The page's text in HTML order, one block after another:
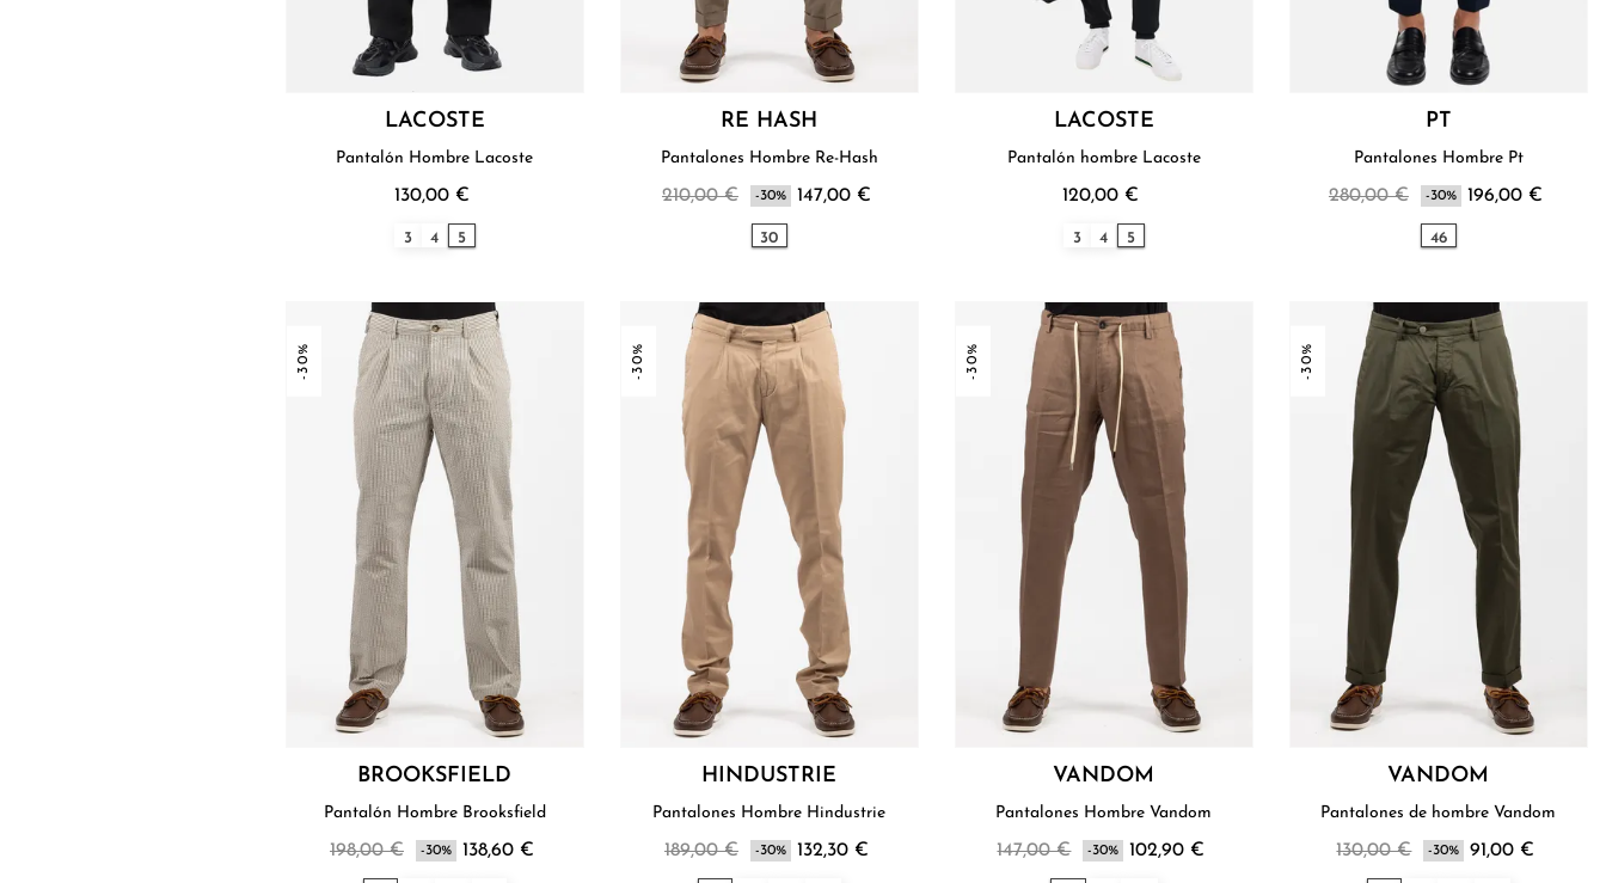
LACOSTE
Pantalón Hombre Lacoste
130,00 €
3 4 5
RE HASH
Pantalones Hombre Re-Hash
210,00 € -30% 147,00 €
30
LACOSTE
Pantalón hombre Lacoste
120,00 €
3 4 5
PT
Pantalones Hombre Pt
280,00 € -30% 196,00 €
46
-30%
BROOKSFIELD
Pantalón Hombre Brooksfield
198,00 € -30% 138,60 €
-30%
HINDUSTRIE
Pantalones Hombre Hindustrie
189,00 € -30% 132,30 €
-30%
VANDOM
Pantalones Hombre Vandom
147,00 € -30% 102,90 €
-30%
VANDOM
Pantalones de hombre Vandom
130,00 € -30% 91,00 €